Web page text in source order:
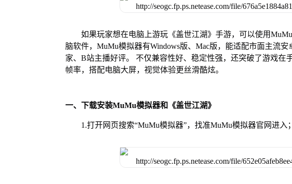
如果玩家想在电脑上游玩《盖世江湖》手游，可以使用
脑软件，MuMu模拟器有Windows版、Mac版，能适配市面主流
家、B站主播好评。 不仅兼容性好、稳定性强，还突破了游戏在
帧率，搭配电脑大屏，视觉体验更丝滑酷炫。
一、下载安装MuMu模拟器和《盖世江湖》
1.打开网页搜索“MuMu模拟器”，找准MuMu模拟器官网进入；